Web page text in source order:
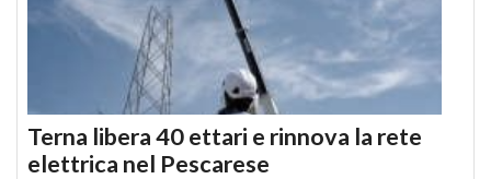
Terna libera 40 ettari e rinnova la rete
elettrica nel Pescarese